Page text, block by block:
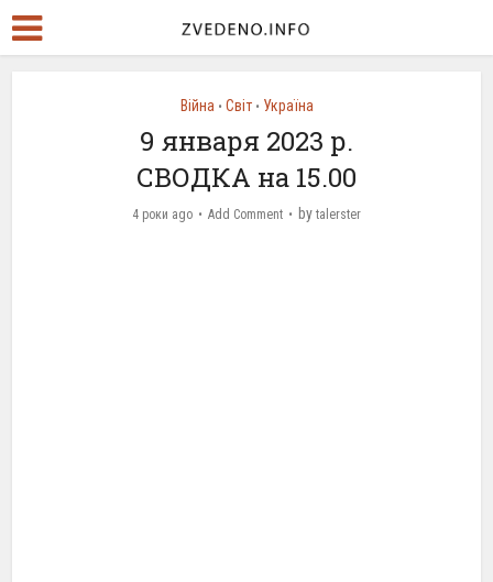
Війна • Світ • Україна
9 января 2023 р.
СВОДКА на 15.00
4 роки ago Add Comment by talerster